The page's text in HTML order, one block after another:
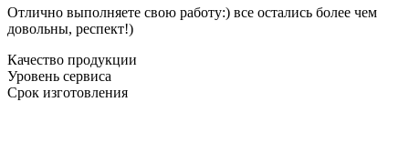
Отлично выполняете свою работу:) все остались более чем
довольны, респект!)
Качество продукции
Уровень сервиса
Срок изготовления